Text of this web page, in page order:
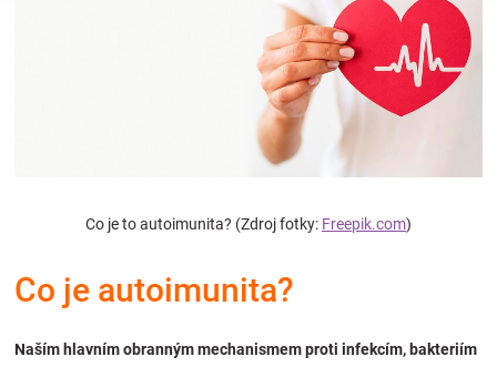
Těhotenské
Co je to autoimunita? (Zdroj fotky: Freepik.com)
Co je autoimunita?
Naším hlavním obranným mechanismem proti infekcím, bakteriím